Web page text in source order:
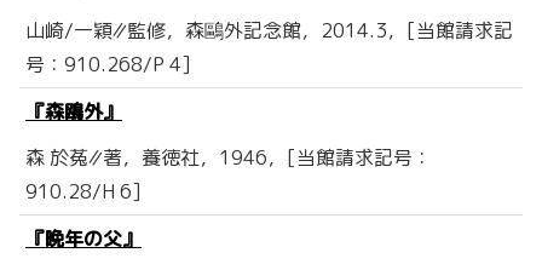
山崎/一穎∥監修，森鷗外記念館，2014.3，[当館請求記
号：910.268/P 4]
『森鴎外』
森 於菟∥著，養徳社，1946，[当館請求記号：
910.28/H 6]
『晩年の父』